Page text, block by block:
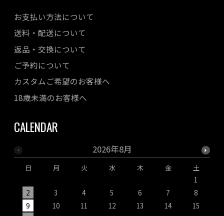
お支払い方法について
送料・配送について
返品・交換について
ご予約について
カスタムご希望のお客様へ
18歳未満のお客様へ
CALENDAR
2026年8月
日 月 火 水 木 金
土
1
2
3 4 5 6 7
8
9
10 11 12 13 14
15